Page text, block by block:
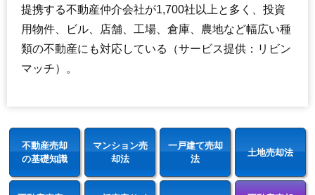
提携する不動産仲介会社が1,700社以上と多く、投資
用物件、ビル、店舗、工場、倉庫、農地など幅広い種
類の不動産にも対応している（サービス提供：リビン
マッチ）。
不動産売却
の基礎知識
マンション売
却法
一戸建て売却
法
土地売却法